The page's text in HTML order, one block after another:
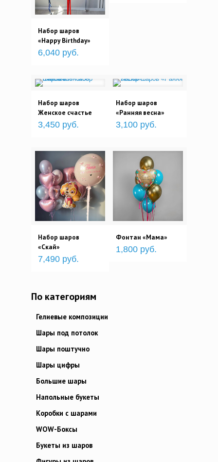
Набор шаров
«Happy Birthday»
6,040 руб.
Набор шаров
Женское счастье
3,450 руб.
Набор шаров
«Ранняя весна»
3,100 руб.
Набор шаров
«Скай»
7,490 руб.
Фонтан «Мама»
1,800 руб.
По категориям
Гелиевые композиции
Шары под потолок
Шары поштучно
Шары цифры
Большие шары
Напольные букеты
Коробки с шарами
WOW-Боксы
Букеты из шаров